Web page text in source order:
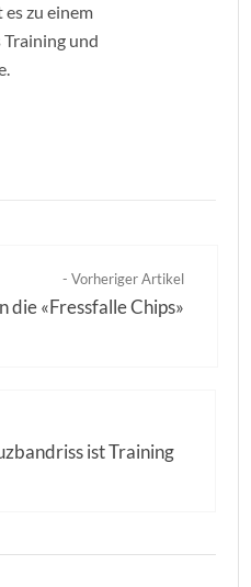
zu einem
und
- Vorheriger Artikel
die «Fressfalle Chips»
ist Training